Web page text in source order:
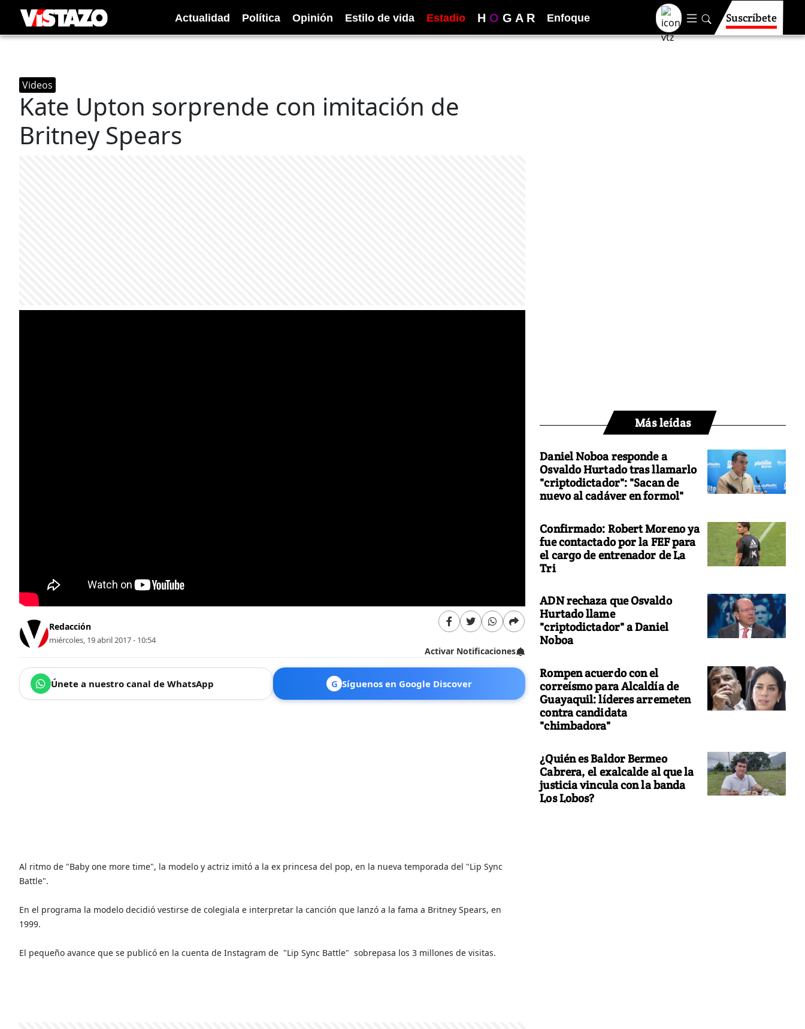
Actualidad Política Opinión Estilo de vida Estadio H O G A R Enfoque Suscríbete
Videos
Kate Upton sorprende con imitación de
Britney Spears
Redacción
miércoles, 19 abril 2017 - 10:54
Activar Notificaciones
Únete a nuestro canal de WhatsApp G Síguenos en Google Discover
Al ritmo de "Baby one more time", la modelo y actriz imitó a la ex princesa del pop, en la nueva temporada del "Lip Sync
Battle".
En el programa la modelo decidió vestirse de colegiala e interpretar la canción que lanzó a la fama a Britney Spears, en
1999.
El pequeño avance que se publicó en la cuenta de Instagram de "Lip Sync Battle" sobrepasa los 3 millones de visitas.
Más leídas
Daniel Noboa responde a
Osvaldo Hurtado tras llamarlo
"criptodictador": "Sacan de
nuevo al cadáver en formol"
Confirmado: Robert Moreno ya
fue contactado por la FEF para
el cargo de entrenador de La
Tri
ADN rechaza que Osvaldo
Hurtado llame
"criptodictador" a Daniel
Noboa
Rompen acuerdo con el
correísmo para Alcaldía de
Guayaquil: líderes arremeten
contra candidata
"chimbadora"
¿Quién es Baldor Bermeo
Cabrera, el exalcalde al que la
justicia vincula con la banda
Los Lobos?